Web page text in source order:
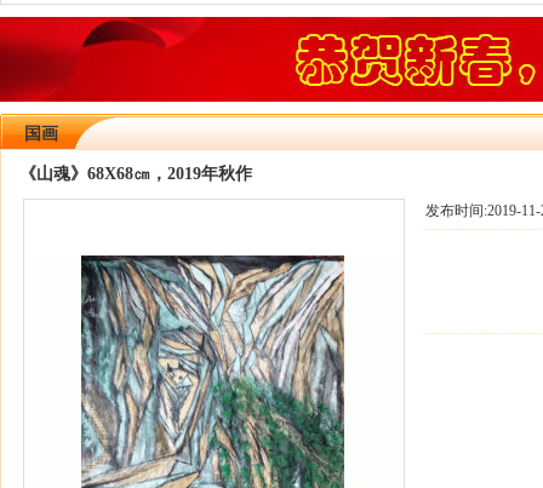
国画
《山魂》68X68㎝，2019年秋作
发布时间:2019-